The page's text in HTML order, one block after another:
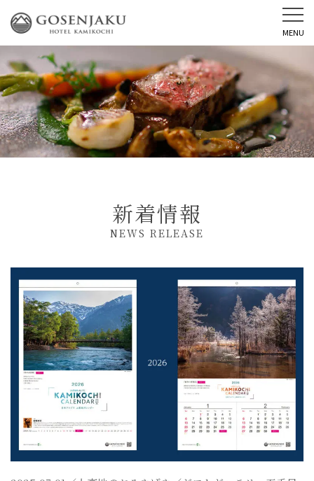
MENU
新着情報
NEWS RELEASE